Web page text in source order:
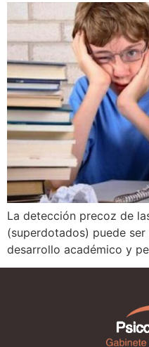
La detección precoz de
(superdotados) puede
desarrollo académico y